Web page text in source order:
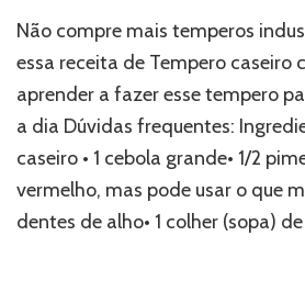
Não compre mais temperos
essa receita de Tempero caseiro
aprender a fazer esse tempero
a dia Dúvidas frequentes:
caseiro • 1 cebola grande• 1/2
vermelho, mas pode usar o que
dentes de alho• 1 colher (sopa)